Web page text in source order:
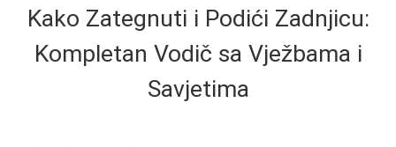
Kako Zategnuti i Podići Zadnjicu:
Kompletan Vodič sa Vježbama i
Savjetima